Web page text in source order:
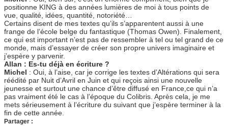
positionne KING à des années lumières de moi à tous points de
vue, qualité, idées, quantité, notoriété…
Certains disent de mes textes qu’ils s’apparentent aussi à une
frange de l’école belge du fantastique (Thomas Owen). Finalement,
ce qui est important n’est pas de ressembler à tel ou tel grand de ce
monde, mais d’essayer de créer son propre univers imaginaire et
j’espère y parvenir.
Allan : Es-tu déjà en écriture ?
Michel : Oui, à l’aise, car je corrige les textes d’Altérations qui sera
réédité par Nuit d’Avril en Juin et qui reçois ainsi une nouvelle
jeunesse et surtout une chance d’être diffusé en France,ce qui n’a
pas vraiment été le cas à l’époque du Colibris. Après cela, je me
mets sérieusement à l’écriture du suivant que j’espère terminer à la
fin de cette année.
Partager :